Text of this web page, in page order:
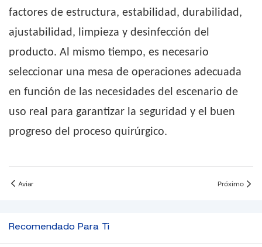
factores de estructura, estabilidad, durabilidad,
ajustabilidad, limpieza y desinfección del
producto. Al mismo tiempo, es necesario
seleccionar una mesa de operaciones adecuada
en función de las necesidades del escenario de
uso real para garantizar la seguridad y el buen
progreso del proceso quirúrgico.
Aviar Próximo
Recomendado Para Ti